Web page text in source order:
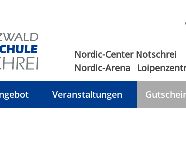
Nordic-Center Notschrei
Nordic-Arena
Veranstaltungen